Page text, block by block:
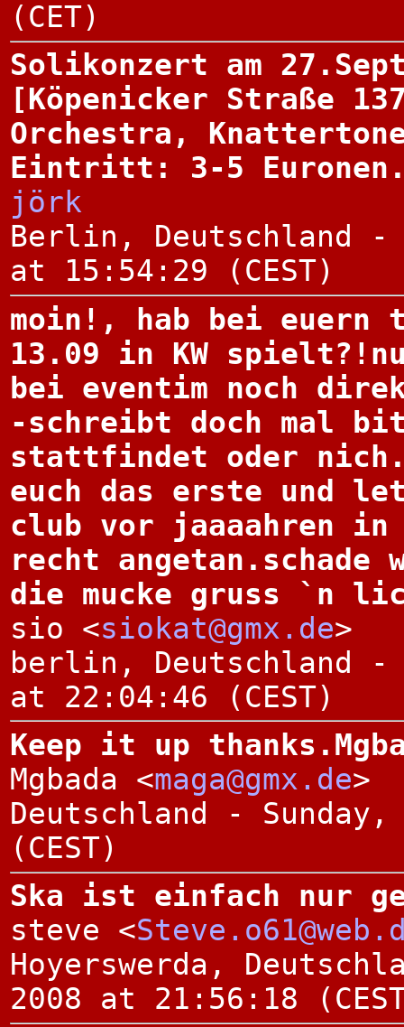
(CET)
Solikonzert am
[Köpenicker Straße
Orchestra,
Eintritt: 3-5
jörk
Berlin, Deutschland -
at 15:54:29 (CEST)
moin!, hab bei euern
13.09 in KW
bei eventim noch
-schreibt doch mal
stattfindet oder
euch das erste und
club vor jaaaahren in
recht angetan.schade
die mucke gruss `n
sio <siokat@gmx.de>
berlin, Deutschland -
at 22:04:46 (CEST)
Keep it up
Mgbada <maga@gmx.de>
Deutschland -
(CEST)
Ska ist einfach nur
steve <
Hoyerswerda,
2008 at 21:56:18